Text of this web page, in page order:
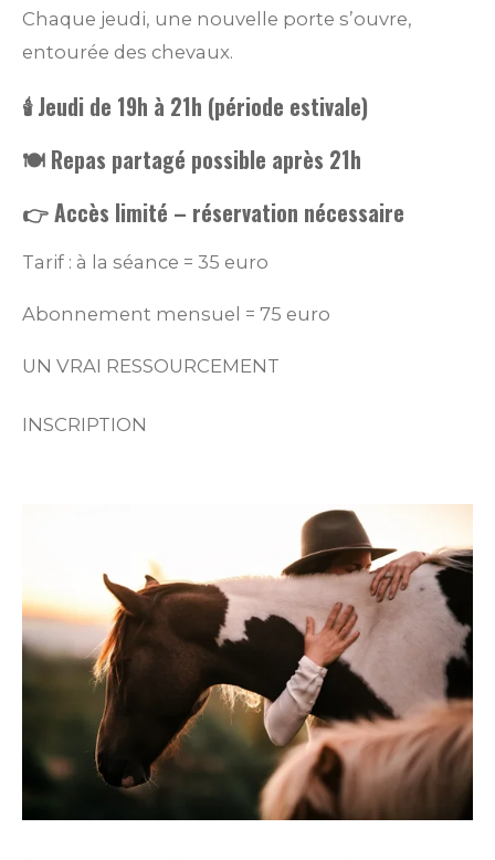
Chaque jeudi, une nouvelle porte s’ouvre,
entourée des chevaux.
🕯️ Jeudi de 19h à 21h (période estivale)
🍽️ Repas partagé possible après 21h
👉 Accès limité – réservation nécessaire
Tarif : à la séance = 35 euro
Abonnement mensuel = 75 euro
UN VRAI RESSOURCEMENT
INSCRIPTION